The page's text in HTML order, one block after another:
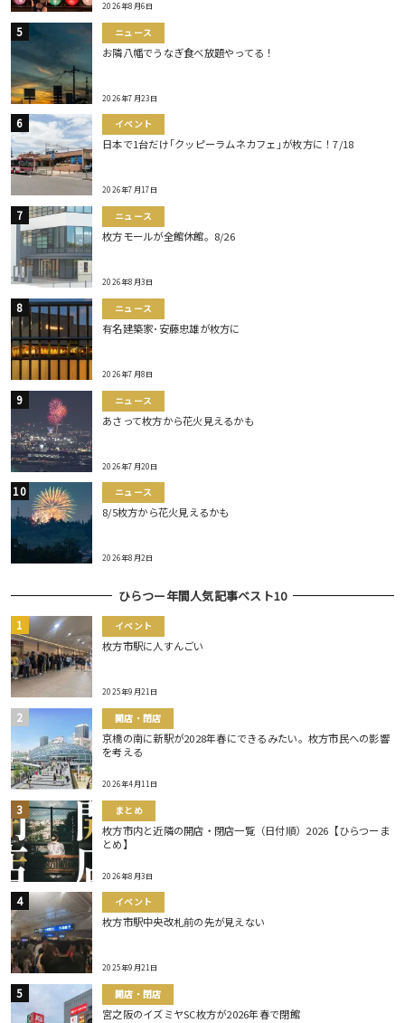
2026年8月6日
ニュース
お隣八幡でうなぎ食べ放題やってる！
2026年7月23日
イベント
日本で1台だけ｢クッピーラムネカフェ｣が枚方に！7/18
2026年7月17日
ニュース
枚方モールが全館休館。8/26
2026年8月3日
ニュース
有名建築家･安藤忠雄が枚方に
2026年7月8日
ニュース
あさって枚方から花火見えるかも
2026年7月20日
ニュース
8/5枚方から花火見えるかも
2026年8月2日
ひらつー年間人気記事ベスト10
イベント
枚方市駅に人すんごい
2025年9月21日
開店・閉店
京橋の南に新駅が2028年春にできるみたい。枚方市民への影響
を考える
2026年4月11日
まとめ
枚方市内と近隣の開店・閉店一覧（日付順）2026【ひらつーま
とめ】
2026年8月3日
イベント
枚方市駅中央改札前の先が見えない
2025年9月21日
開店・閉店
宮之阪のイズミヤSC枚方が2026年春で閉館